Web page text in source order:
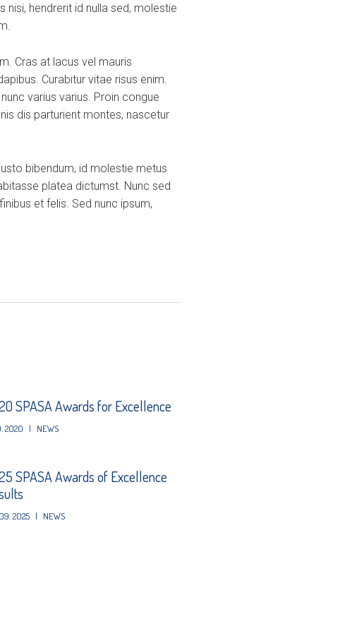
hendrerit id nulla sed, molestie
Cras at lacus vel mauris
Curabitur vitae risus enim.
varius varius. Proin congue
dis parturient montes, nascetur
bibendum, id molestie metus
platea dictumst. Nunc sed
et felis. Sed nunc ipsum,
SPASA Awards for Excellence
2020 | NEWS
SPASA Awards of Excellence
2025 | NEWS